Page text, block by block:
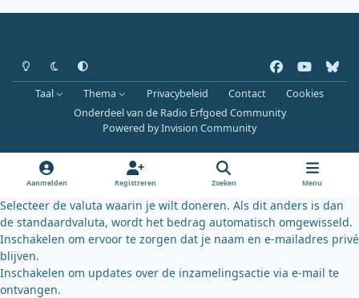
Heldere modus
Donkere modus
Systeemvoorkeur
a
c
e
o
k
o
u
b
b
l
u
k
y
Taal Thema Privacybeleid Contact
Cookies
Onderdeel van de Radio Erfgoed Community
Powered byInvision Community
Aanmelden Registreren Zoeken Menu
Selecteer de valuta waarin je wilt doneren. Als dit anders is dan
de standaardvaluta, wordt het bedrag automatisch omgewisseld.
Inschakelen om ervoor te zorgen dat je naam en e-mailadres privé
blijven.
Inschakelen om updates over de inzamelingsactie via e-mail te
ontvangen.